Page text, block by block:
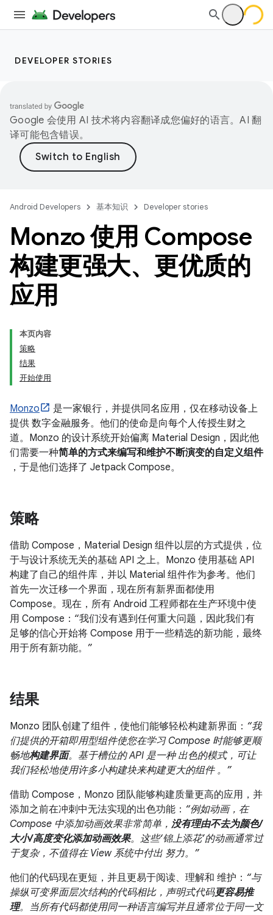
DEVELOPER STORIES
Google 会使用 AI 技术将内容翻译成您偏好的语言。AI 翻
译可能包含错误。
Android Developers 基本知识 Developer stories
Monzo 使用 Compose
构建更强大、更优质的
应用
本页内容
策略
结果
开始使用
Monzo
是一家银行，并提供同名应用，仅在移动设备上
提供 数字金融服务。他们的使命是向每个人传授生财之
道。Monzo 的设计系统开始偏离 Material Design，因此他
们需要一种简单的方式来编写和维护不断演变的自定义组件
，于是他们选择了 Jetpack Compose。
策略
借助 Compose，Material Design 组件以层的方式提供，位
于与设计系统无关的基础 API 之上。Monzo 使用基础 API
构建了自己的组件库，并以 Material 组件作为参考。他们
首先一次迁移一个界面，现在所有新界面都使用
Compose。现在，所有 Android 工程师都在生产环境中使
用 Compose：“我们没有遇到任何重大问题，因此我们有
足够的信心开始将 Compose 用于一些精选的新功能，最终
用于所有新功能。”
结果
Monzo 团队创建了组件，使他们能够轻松构建新界面： “我
们提供的开箱即用型组件使您在学习 Compose 时能够更顺
畅地构建界面。基于槽位的 API 是一种 出色的模式，可让
我们轻松地使用许多小构建块来构建更大的组件 。”
借助 Compose，Monzo 团队能够构建质量更高的应用，并
添加之前在冲刺中无法实现的出色功能： “例如动画，在
Compose 中添加动画效果非常简单， 没有理由不去为颜色/
大小/高度变化添加动画效果。这些‘锦上添花’的动画通常过
于复杂，不值得在 View 系统中付出 努力。”
他们的代码现在更短，并且更易于阅读、理解和 维护： “与
操纵可变界面层次结构的代码相比，声明式代码更容易推
理。当所有代码都使用同一种语言编写并且通常位于同一文